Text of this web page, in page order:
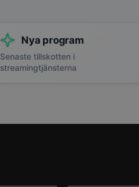
Nya program
Senaste tillskotten i
streamingtjänsterna